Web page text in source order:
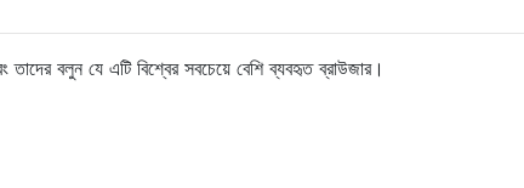
তাদের বলুন যে এটি বিশ্বের সবচেয়ে বেশি ব্যবহৃত ব্রাউজার।